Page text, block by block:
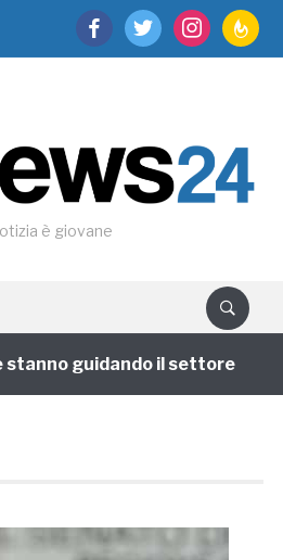
facebooktwitter instagram
è giovane
guidando il settore